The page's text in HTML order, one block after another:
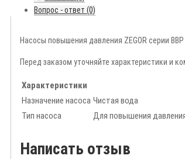
Вопрос - ответ (0)
Насосы повышения давления ZEGOR серии
Перед заказом уточняйте характеристики и
Характеристики
Назначение насоса Чистая вода
Тип насоса
Для повышения
Написать отзыв